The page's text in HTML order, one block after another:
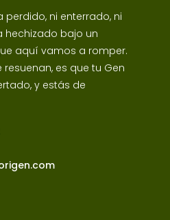
perdido, ni enterrado, ni
hechizado bajo un
aquí vamos a romper.
es que tu Gen
y estás de